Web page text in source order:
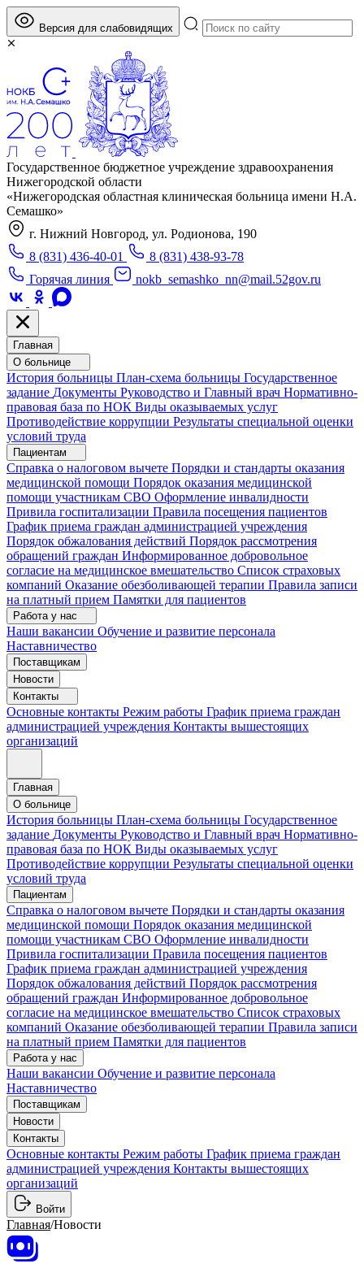
Версия для слабовидящих
Государственное бюджетное учреждение здравоохранения
Нижегородской области
«Нижегородская областная клиническая больница имени Н.А.
Семашко»
г. Нижний Новгород, ул. Родионова, 190
8 (831) 436-40-01
8 (831) 438-93-78
Горячая линия
nokb_semashko_nn@mail.52gov.ru
Главная
О больнице
История больницы План-схема больницы Государственное
задание Документы Руководство и Главный врач Нормативно-
правовая база по НОК Виды оказываемых услуг
Противодействие коррупции Результаты специальной оценки
условий труда
Пациентам
Справка о налоговом вычете Порядки и стандарты оказания
медицинской помощи Порядок оказания медицинской
помощи участникам СВО Оформление инвалидности
Привила госпитализации Правила посещения пациентов
График приема граждан администрацией учреждения
Порядок обжалования действий Порядок рассмотрения
обращений граждан Информированное добровольное
согласие на медицинское вмешательство Список страховых
компаний Оказание обезболивающей терапии Правила записи
на платный прием Памятки для пациентов
Работа у нас
Наши вакансии Обучение и развитие персонала
Наставничество
Поставщикам
Новости
Контакты
Основные контакты Режим работы График приема граждан
администрацией учреждения Контакты вышестоящих
организаций
Главная
О больнице
История больницы План-схема больницы Государственное
задание Документы Руководство и Главный врач Нормативно-
правовая база по НОК Виды оказываемых услуг
Противодействие коррупции Результаты специальной оценки
условий труда
Пациентам
Справка о налоговом вычете Порядки и стандарты оказания
медицинской помощи Порядок оказания медицинской
помощи участникам СВО Оформление инвалидности
Привила госпитализации Правила посещения пациентов
График приема граждан администрацией учреждения
Порядок обжалования действий Порядок рассмотрения
обращений граждан Информированное добровольное
согласие на медицинское вмешательство Список страховых
компаний Оказание обезболивающей терапии Правила записи
на платный прием Памятки для пациентов
Работа у нас
Наши вакансии Обучение и развитие персонала
Наставничество
Поставщикам
Новости
Контакты
Основные контакты Режим работы График приема граждан
администрацией учреждения Контакты вышестоящих
организаций
Войти
Главная/Новости